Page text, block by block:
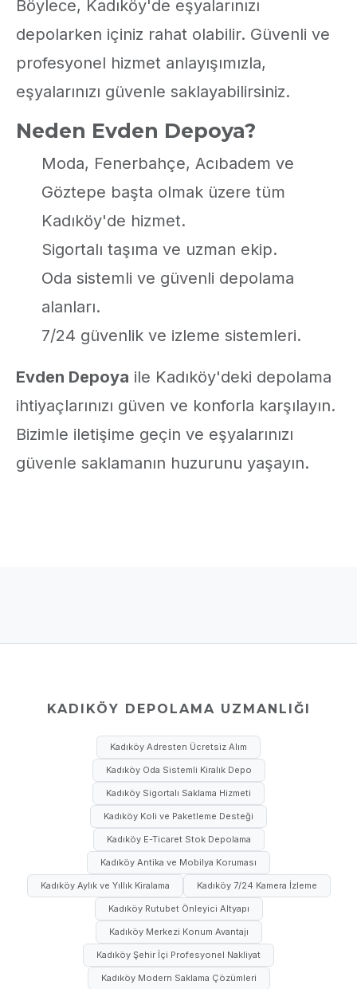
Böylece, Kadıköy'de eşyalarınızı
depolarken içiniz rahat olabilir. Güvenli ve
profesyonel hizmet anlayışımızla,
eşyalarınızı güvenle saklayabilirsiniz.
Neden Evden Depoya?
Moda, Fenerbahçe, Acıbadem ve
Göztepe başta olmak üzere tüm
Kadıköy'de hizmet.
Sigortalı taşıma ve uzman ekip.
Oda sistemli ve güvenli depolama
alanları.
7/24 güvenlik ve izleme sistemleri.
Evden Depoya ile Kadıköy'deki depolama
ihtiyaçlarınızı güven ve konforla karşılayın.
Bizimle iletişime geçin ve eşyalarınızı
güvenle saklamanın huzurunu yaşayın.
KADIKÖY DEPOLAMA UZMANLIĞI
Kadıköy Adresten Ücretsiz Alım
Kadıköy Oda Sistemli Kiralık Depo
Kadıköy Sigortalı Saklama Hizmeti
Kadıköy Koli ve Paketleme Desteği
Kadıköy E-Ticaret Stok Depolama
Kadıköy Antika ve Mobilya Koruması
Kadıköy Aylık ve Yıllık Kiralama Kadıköy 7/24 Kamera İzleme
Kadıköy Rutubet Önleyici Altyapı
Kadıköy Merkezi Konum Avantajı
Kadıköy Şehir İçi Profesyonel Nakliyat
Kadıköy Modern Saklama Çözümleri